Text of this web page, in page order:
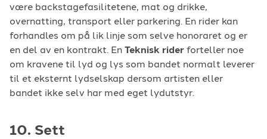
være backstagefasilitetene, mat og drikke,
overnatting, transport eller parkering. En rider kan
forhandles om på lik linje som selve honoraret og er
en del av en kontrakt. En Teknisk rider forteller noe
om kravene til lyd og lys som bandet normalt leverer
til et eksternt lydselskap dersom artisten eller
bandet ikke selv har med eget lydutstyr.
10. Sett